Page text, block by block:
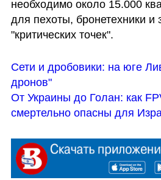
необходимо около 15.000
для пехоты, бронетехники и
"критических точек".
Сети и дробовики: на юге
дронов"
От Украины до Голан: как
смертельно опасны для